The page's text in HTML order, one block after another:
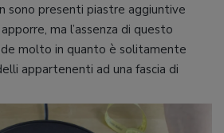
sono presenti piastre aggiuntive
ma l’assenza di questo
molto in quanto è solitamente
appartenenti ad una fascia di